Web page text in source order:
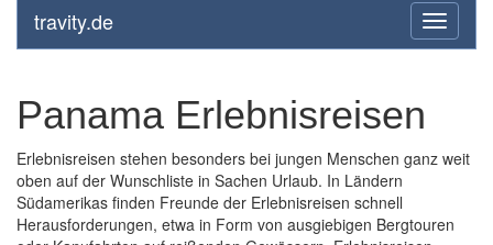
toggle
travity.de
Panama Erlebnisreisen
Erlebnisreisen stehen besonders bei jungen Menschen ganz weit
oben auf der Wunschliste in Sachen Urlaub. In Ländern
Südamerikas finden Freunde der Erlebnisreisen schnell
Herausforderungen, etwa in Form von ausgiebigen Bergtouren